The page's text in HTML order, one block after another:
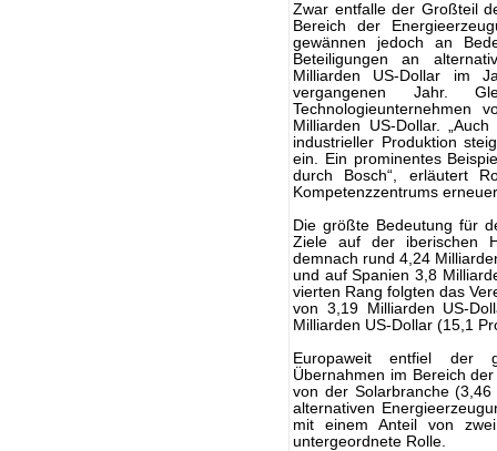
Zwar entfalle der Großteil
Bereich der
gewännen jedoch an
Beteiligungen an
Milliarden US-Dollar im
vergangenen Jahr.
Technologieunternehmen
Milliarden US-Dollar.
industrieller Produktion
ein. Ein prominentes
durch Bosch“, erläutert
Kompetenzzentrums
Die größte Bedeutung für
Ziele auf der iberischen
demnach rund 4,24
und auf Spanien 3,8
vierten Rang folgten das
von 3,19 Milliarden US-
Milliarden US-Dollar (15,1
Europaweit entfiel der
Übernahmen im Bereich
von der Solarbranche
alternativen
mit einem Anteil von
untergeordnete Rolle.